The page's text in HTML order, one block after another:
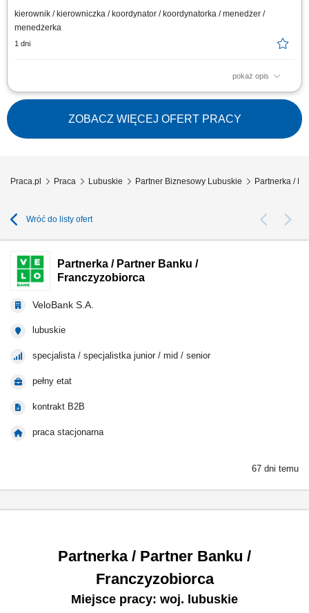
kierownik / kierowniczka / koordynator / koordynatorka / menedżer /
menedżerka
1 dni
pokaż opis
Główne zadania: Prowadzenie własnej działalności gospodarczej w
oparciu o sprawdzony model biznesowy. Dbanie o wysoką jakość obsługi.
Monitorowanie stanów magazynowych i zamówień. Dostosowywanie
asortymentu sklepu do potrzeb lokalnego rynku. Współpraca z centralą w
zakresie działań...
ZOBACZ WIĘCEJ OFERT PRACY
Praca.pl Praca Lubuskie Partner Biznesowy Lubuskie Partnerka /
Wróć do listy ofert
Partnerka / Partner Banku /
Franczyzobiorca
VeloBank S.A.
lubuskie
specjalista / specjalistka junior / mid / senior
pełny etat
kontrakt B2B
praca stacjonarna
67 dni temu
Partnerka / Partner Banku /
Franczyzobiorca
Miejsce pracy: woj. lubuskie